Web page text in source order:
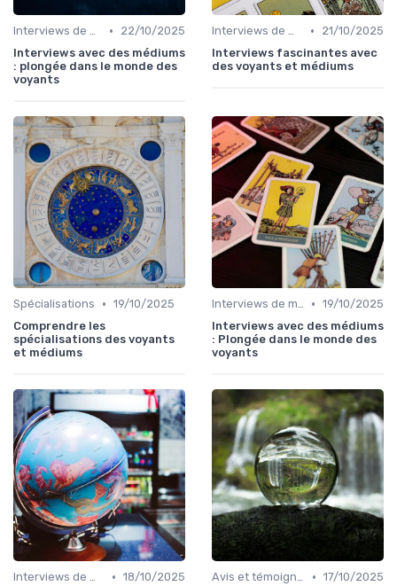
Interviews de médiums •
22/10/2025
Interviews avec des médiums
: plongée dans le monde des
voyants
Interviews de médiums •
21/10/2025
Interviews fascinantes avec
des voyants et médiums
Spécialisations • 19/10/2025
Comprendre les
spécialisations des voyants
et médiums
Interviews de médiums • 19/10/2025
Interviews avec des médiums
: Plongée dans le monde des
voyants
Interviews de médiums • 18/10/2025
Avis et témoignages • 17/10/2025